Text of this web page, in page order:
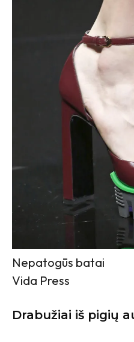
Nepatogūs batai
Vida Press
Drabužiai iš pigių